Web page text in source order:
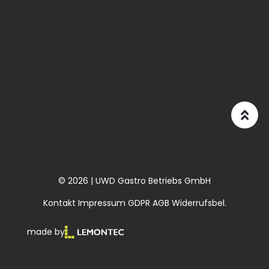
© 2026 | UWD Gastro Betriebs GmbH
Kontakt Impressum GDPR AGB Widerrufsbel.
made by